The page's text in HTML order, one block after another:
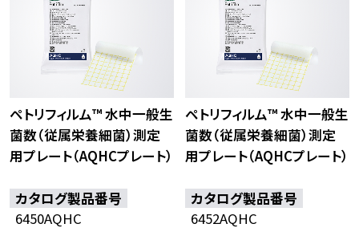
ペトリフィルム™ 水中一般生
菌数（従属栄養細菌）測定
用プレート（AQHCプレート）
カタログ製品番号
6450AQHC
ペトリフィルム™ 水中一般生
菌数（従属栄養細菌）測定
用プレート（AQHCプレート）
カタログ製品番号
6452AQHC